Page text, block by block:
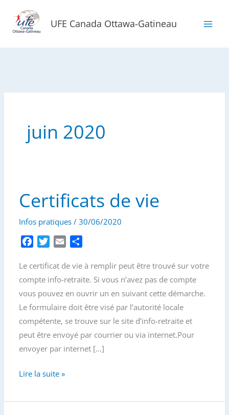
contenu
UFE Canada Ottawa-Gatineau
juin 2020
Certificats de vie
Infos pratiques /30/06/2020
c
e
b
k
i
t
t
e
a
i
l
r
t
a
g
r
Le certificat de vie à remplir peut être trouvé sur votre
compte info-retraite. Si vous n’avez pas de compte
vous pouvez en ouvrir un en suivant cette démarche.
Le formulaire doit être visé par l’autorité locale
compétente, se trouve sur le site d’info-retraite et
peut être envoyé par courrier ou via internet.Pour
envoyer par internet […]
Certificats
vie
Lire la suite »